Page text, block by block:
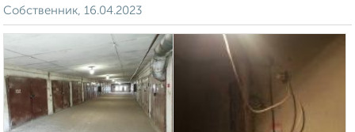
Собственник, 16.04.2023